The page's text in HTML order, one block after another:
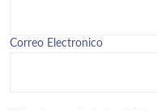
Correo Electronico